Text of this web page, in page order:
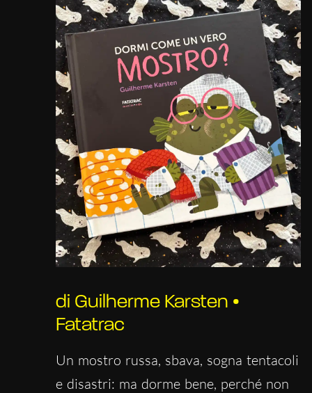
di Guilherme Karsten •
Fatatrac
Un mostro russa, sbava, sogna tentacoli
e disastri: ma dorme bene, perché non